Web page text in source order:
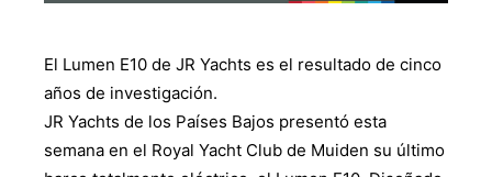
El Lumen E10 de JR Yachts es el resultado de cinco
años de investigación.
JR Yachts de los Países Bajos presentó esta
semana en el Royal Yacht Club de Muiden su último